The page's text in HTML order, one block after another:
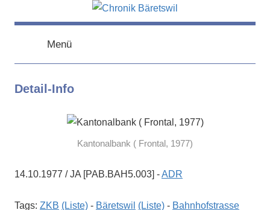
Inhalt chronik-
baeretswil.ch
baeretswil.ch
Menü
Detail-Info
Kantonalbank ( Frontal, 1977)
14.10.1977 / JA [PAB.BAH5.003] -ADR
Tags: ZKB (Liste) - Bäretswil (Liste) - Bahnhofstrasse